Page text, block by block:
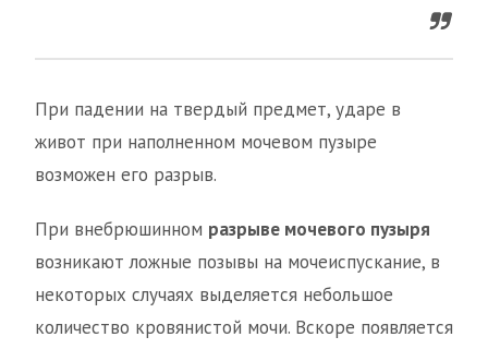
При падении на твердый предмет, ударе в
живот при наполненном мочевом пузыре
возможен его разрыв.
При внебрюшинном разрыве мочевого пузыря
возникают ложные позывы на мочеиспускание, в
некоторых случаях выделяется небольшое
количество кровянистой мочи. Вскоре появляется